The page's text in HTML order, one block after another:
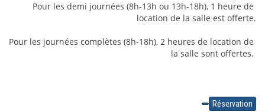
Pour les demi journées (8h-13h ou 13h-18h), 1 heure de
location de la salle est offerte.
Pour les journées complètes (8h-18h), 2 heures de location de
la salle sont offertes.
Réservation